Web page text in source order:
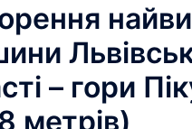
– гори
метрів)